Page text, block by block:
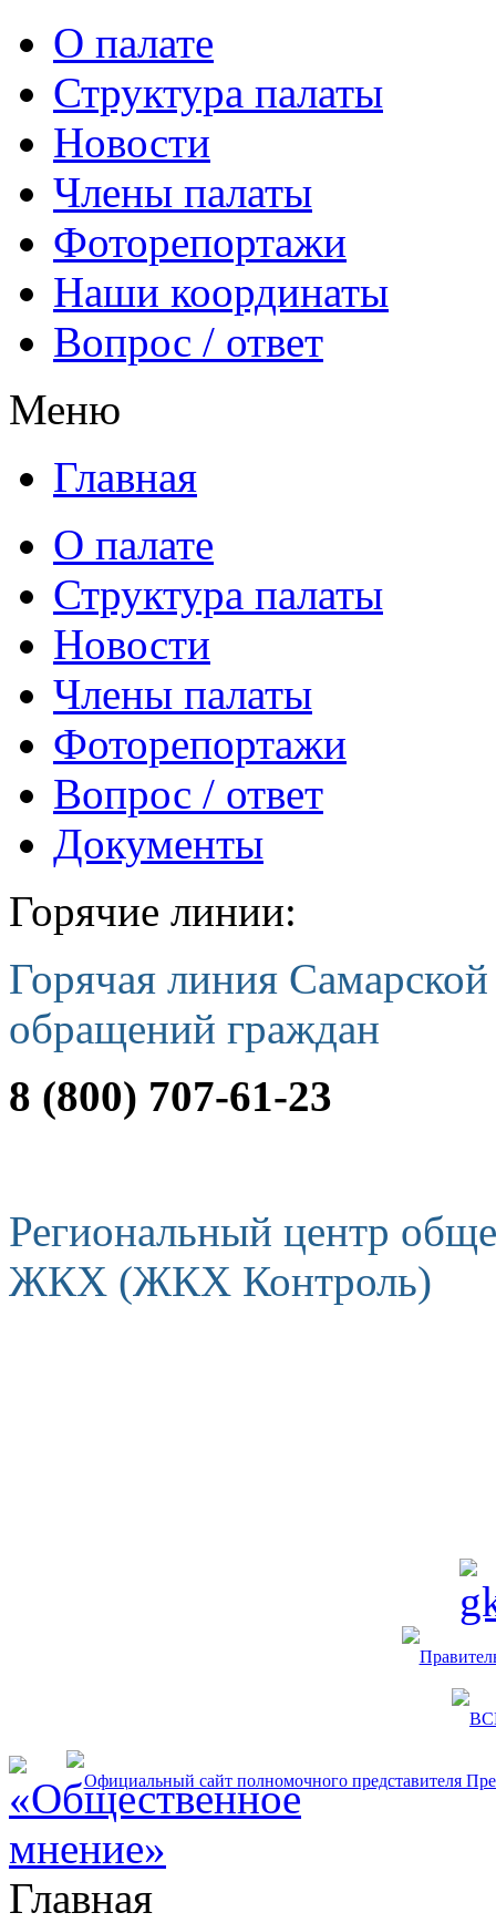
О палате
Структура палаты
Новости
Члены палаты
Фоторепортажи
Наши координаты
Вопрос / ответ
Меню
Главная
О палате
Структура палаты
Новости
Члены палаты
Фоторепортажи
Вопрос / ответ
Документы
Горячие линии:
Горячая линия
обращений граждан
8 (800) 707-61-23
Региональный центр
ЖКХ (ЖКХ Контроль)
Главная